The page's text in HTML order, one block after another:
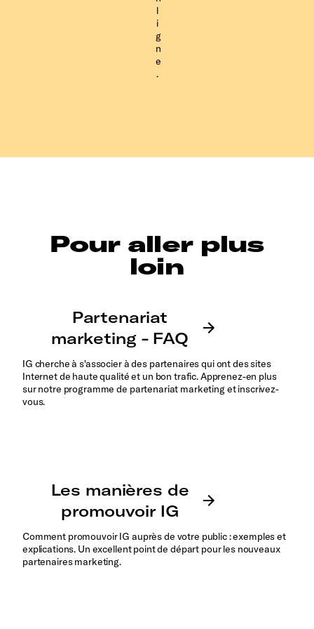
l
i
g
n
e
.
Pour aller plus
loin
IG cherche à s'associer à des partenaires qui ont des sites
Internet de haute qualité et un bon trafic. Apprenez-en plus
sur notre programme de partenariat marketing et inscrivez-
vous.
Comment promouvoir IG auprès de votre public : exemples et
explications. Un excellent point de départ pour les nouveaux
partenaires marketing.